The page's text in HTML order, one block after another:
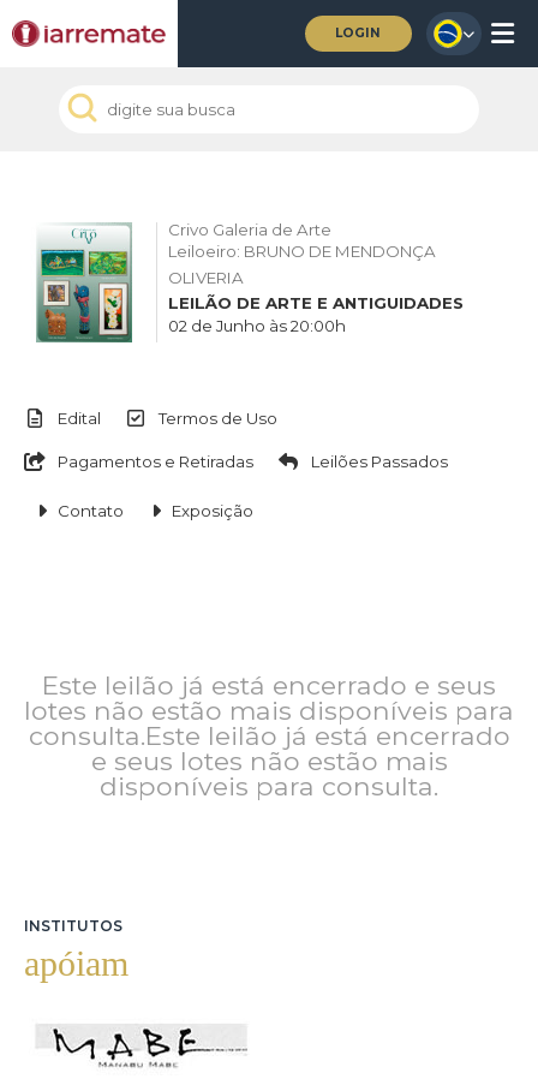
LOGIN
Crivo Galeria de Arte
Leiloeiro: BRUNO DE MENDONÇA
OLIVERIA
LEILÃO DE ARTE E ANTIGUIDADES
02 de Junho às 20:00h
Edital Termos de Uso
Pagamentos e Retiradas Leilões Passados
Contato Exposição
Este leilão já está encerrado e seus
lotes não estão mais disponíveis para
consulta.Este leilão já está encerrado
e seus lotes não estão mais
disponíveis para consulta.
INSTITUTOS
apóiam